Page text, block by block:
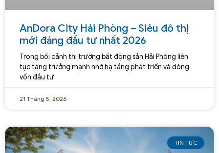
AnDora City Hải Phòng – Siêu đô thị
mới đáng đầu tư nhất 2026
Trong bối cảnh thị trường bất động sản Hải Phòng liên
tục tăng trưởng mạnh nhờ hạ tầng phát triển và dòng
vốn đầu tư
21 Tháng 5, 2026
TIN TỨC